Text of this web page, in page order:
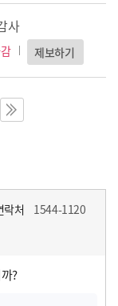
사
제보하기
락처 1544-1120
?